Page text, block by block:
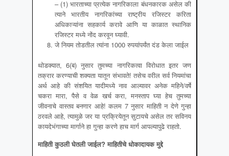
– (1) भारताच्या प्रत्येक नागरिकाला बंधनकारक असेल की
त्याने भारतीय नागरिकांच्या राष्ट्रीय रजिस्टर करिता
अधिकाऱ्यांना सहकार्य करावे आणि या काळात स्थानिक
रजिस्टर मध्ये नोंद करवून घ्यावी.
जे नियम तोडतील त्यांना 1000 रुपयांपर्यंत दंड केला जाईल
थोडक्यात, 6(ब) नुसार तुमच्या नागरिकत्वा विरोधात इतर जण
तक्रार करण्याची शक्यता यातून संभावते! तसेच वरील सर्व नियमांचा
अर्थ आहे की संशयित यादीमध्ये नाव आल्यावर अनेक महिने/वर्षे
चकरा मारा, पैसे व वेळ खर्च करा, मनस्ताप घ्या हेच तुमच्या
जीवनाचे वास्तव बनणार आहे! कलम 7 नुसार माहिती न देणे गुन्हा
ठरवले आहे, त्यामुळे जर या प्रक्रियेतून सुटायचे असेल तर सविनय
कायदेभंगाच्या मार्गाने हा गुन्हा करणे हाच मार्ग आपल्यापुढे राहतो.
माहिती कुठली घेतली जाईल? माहितीचे धोकादायक मुद्दे